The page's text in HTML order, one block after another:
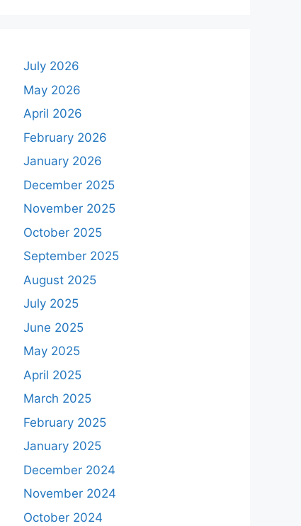
July 2026
May 2026
April 2026
February 2026
January 2026
December 2025
November 2025
October 2025
September 2025
August 2025
July 2025
June 2025
May 2025
April 2025
March 2025
February 2025
January 2025
December 2024
November 2024
October 2024